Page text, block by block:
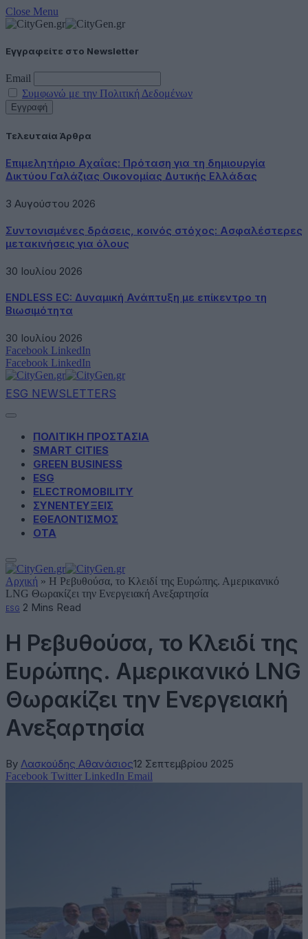
Close Menu
Εγγραφείτε στο Newsletter
Email
Συμφωνώ με την Πολιτική Δεδομένων
Τελευταία Άρθρα
Επιμελητήριο Αχαΐας: Πρόταση για τη δημιουργία
Δικτύου Γαλάζιας Οικονομίας Δυτικής Ελλάδας
3 Αυγούστου 2026
Συντονισμένες δράσεις, κοινός στόχος: Ασφαλέστερες
μετακινήσεις για όλους
30 Ιουλίου 2026
ENDLESS EC: Δυναμική Ανάπτυξη με επίκεντρο τη
Βιωσιμότητα
30 Ιουλίου 2026
Facebook LinkedIn
Facebook LinkedIn
ESG NEWSLETTERS
ΠΟΛΙΤΙΚΗ ΠΡΟΣΤΑΣΙΑ
SMART CITIES
GREEN BUSINESS
ESG
ELECTROMOBILITY
ΣΥΝΕΝΤΕΥΞΕΙΣ
ΕΘΕΛΟΝΤΙΣΜΟΣ
ΟΤΑ
Αρχική » Η Ρεβυθούσα, το Κλειδί της Ευρώπης. Αμερικανικό
LNG Θωρακίζει την Ενεργειακή Ανεξαρτησία
ESG 2 Mins Read
Η Ρεβυθούσα, το Κλειδί της
Ευρώπης. Αμερικανικό LNG
Θωρακίζει την Ενεργειακή
Ανεξαρτησία
By Λασκούδης Αθανάσιος12 Σεπτεμβρίου 2025
Facebook Twitter LinkedIn Email